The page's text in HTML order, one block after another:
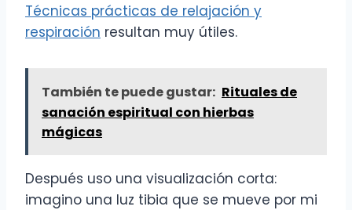
Técnicas prácticas de relajación y
respiración resultan muy útiles.
También te puede gustar: Rituales de
sanación espiritual con hierbas
mágicas
Después uso una visualización corta:
imagino una luz tibia que se mueve por mi